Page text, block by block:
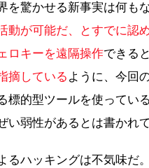
を驚かせる新事実は何も
動が可能だ、とすでに認
ロキーを遠隔操作できる
摘している ように、今回
標的型ツールを使ってい
い弱性があるとは書かれて
るハッキングは不気味だ